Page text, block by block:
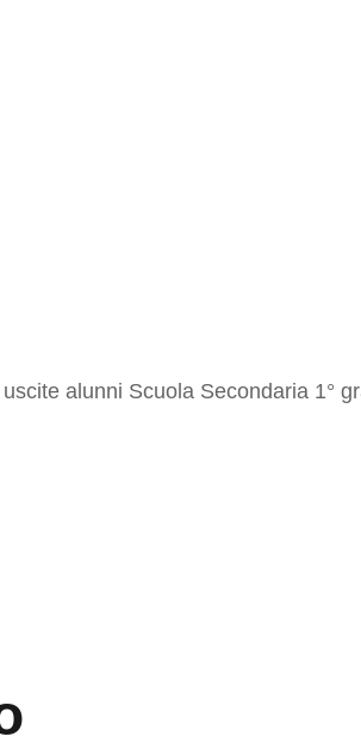
alunni Scuola Secondaria 1°